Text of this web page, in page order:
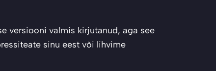
versiooni valmis kirjutanud, aga see
sinu eest või lihvime